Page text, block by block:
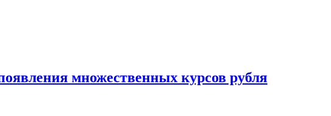
множественных курсов рубля